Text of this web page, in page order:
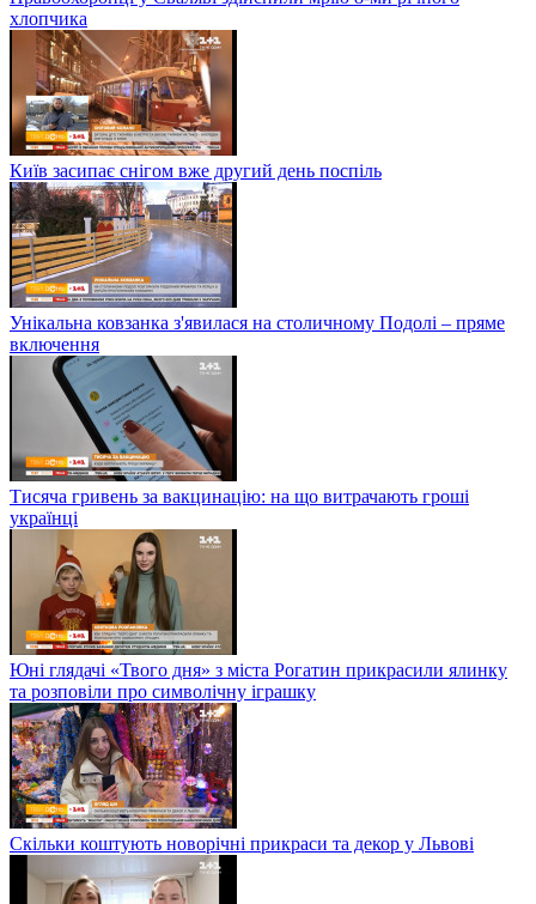
хлопчика
Київ засипає снігом вже другий день поспіль
Унікальна ковзанка з'явилася на столичному Подолі – пряме
включення
Тисяча гривень за вакцинацію: на що витрачають гроші
українці
Юні глядачі «Твого дня» з міста Рогатин прикрасили ялинку
та розповіли про символічну іграшку
Скільки коштують новорічні прикраси та декор у Львові